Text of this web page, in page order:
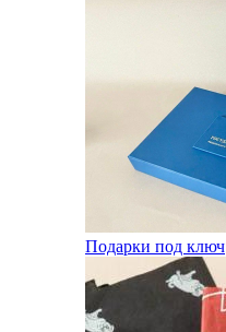
Подарки под ключ